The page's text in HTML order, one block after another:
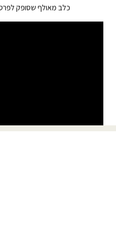
כלב מאולף שסופק